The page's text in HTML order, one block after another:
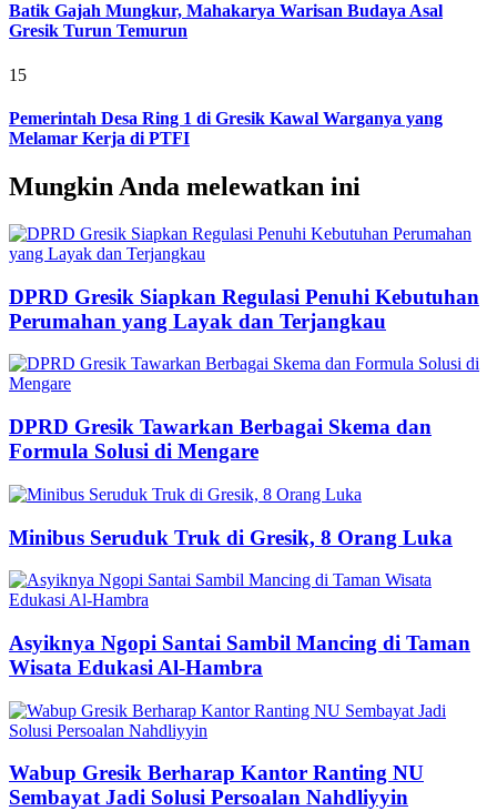
Batik Gajah Mungkur, Mahakarya Warisan Budaya Asal
Gresik Turun Temurun
15
Pemerintah Desa Ring 1 di Gresik Kawal Warganya yang
Melamar Kerja di PTFI
Mungkin Anda melewatkan ini
DPRD Gresik Siapkan Regulasi Penuhi Kebutuhan
Perumahan yang Layak dan Terjangkau
DPRD Gresik Tawarkan Berbagai Skema dan
Formula Solusi di Mengare
Minibus Seruduk Truk di Gresik, 8 Orang Luka
Asyiknya Ngopi Santai Sambil Mancing di Taman
Wisata Edukasi Al-Hambra
Wabup Gresik Berharap Kantor Ranting NU
Sembayat Jadi Solusi Persoalan Nahdliyyin